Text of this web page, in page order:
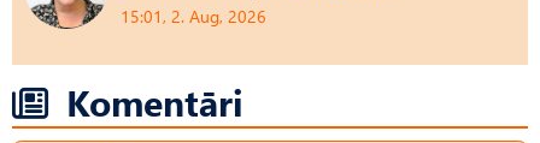
15:01, 2. Aug, 2026
Komentāri